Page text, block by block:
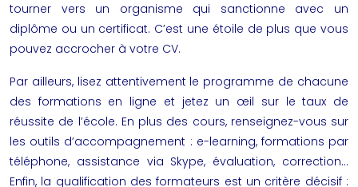
tourner vers un organisme qui sanctionne avec un
diplôme ou un certificat. C’est une étoile de plus que vous
pouvez accrocher à votre CV.
Par ailleurs, lisez attentivement le programme de chacune
des formations en ligne et jetez un œil sur le taux de
réussite de l’école. En plus des cours, renseignez-vous sur
les outils d’accompagnement : e-learning, formations par
téléphone, assistance via Skype, évaluation, correction…
Enfin, la qualification des formateurs est un critère décisif :